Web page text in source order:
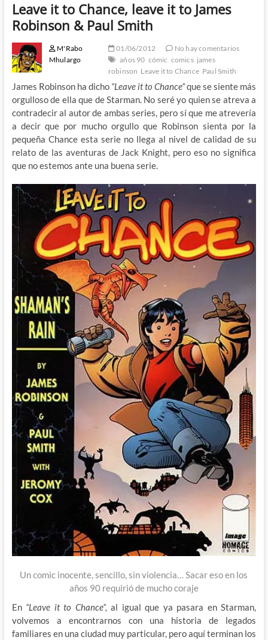
Leave it to Chance, leave it to James
Robinson & Paul Smith
M'Rabo
Mhulargo
01/06/2012
No hay comentarios
años 90 cómic comics james
robinson Leave it to Chance Paul Smith
James Robinson ha dicho “Leave it to Chance”que se siente más
orgulloso de ella que de Starman. No seré yo quien se atreva a
contradecir al autor de ambas series, pero sí que me atrevería
a decir que por mucho orgullo que Robinson sienta por la
pequeña Chance esta serie no llega al nivel de calidad de su
relato de las aventuras de Jack Knight, pero eso no significa
que no estemos ante una buena serie.
Un comic inocente, sencillo, sin violencia… Sacar eso en los
años 90 requirió de mucho coraje
En “Leave it to Chance”, al igual que ya pasara en Starman,
volvemos a encontrarnos con una historia de legados
familiares en una ciudad muy particular, pero aquí terminan los